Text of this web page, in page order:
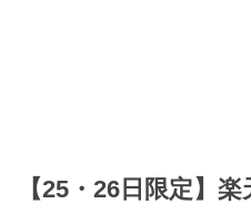
【25・26日限定】